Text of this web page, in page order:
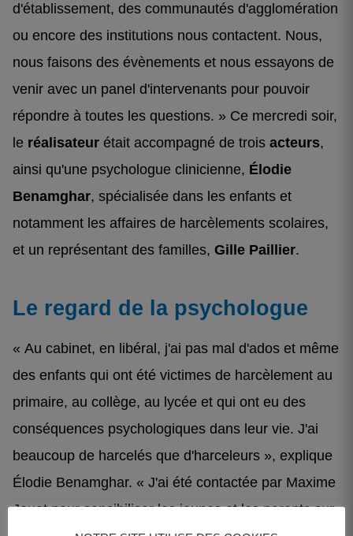
d'établissement, des communautés d'agglomération
ou encore des institutions nous contactent. Nous,
nous faisons des évènements et nous essayons de
venir avec un panel d'intervenants pour pouvoir
répondre à toutes les questions. » Ce mercredi soir,
le réalisateur était accompagné de trois acteurs,
ainsi qu'une psychologue clinicienne, Élodie
Benamghar, spécialisée dans les enfants et
notamment les affaires de harcèlements scolaires,
et un représentant des familles, Gille Paillier.
Le regard de la psychologue
« Au cabinet, en libéral, j'ai pas mal d'ados et même
des enfants qui ont été victimes de harcèlement au
primaire, au collège, au lycée et qui ont eu des
conséquences psychologiques dans leur vie. J'ai
beaucoup de harcelés que d'harceleurs », explique
Élodie Benamghar. « J'ai été contactée par Maxime
Jouet pour sensibiliser les jeunes et les parents sur